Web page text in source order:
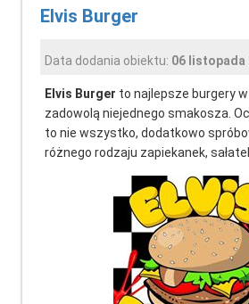
Elvis Burger
Data dodania obiektu: 06 listopada
Elvis Burger to najlepsze burgery
zadowolą niejednego smakosza.
to nie wszystko, dodatkowo
różnego rodzaju zapiekanek,